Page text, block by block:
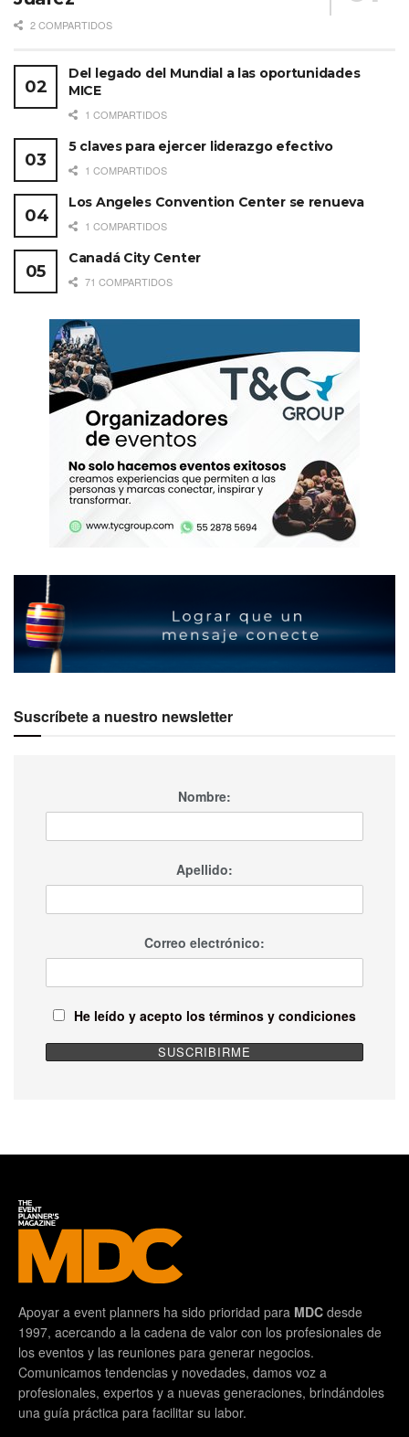
2 COMPARTIDOS
Del legado del Mundial a las oportunidades
MICE
1 COMPARTIDOS
5 claves para ejercer liderazgo efectivo
1 COMPARTIDOS
Los Angeles Convention Center se renueva
1 COMPARTIDOS
Canadá City Center
71 COMPARTIDOS
Suscríbete a nuestro newsletter
Nombre:
Apellido:
Correo electrónico:
He leído y acepto los términos y condiciones
Apoyar a event planners ha sido prioridad para MDC desde
1997, acercando a la cadena de valor con los profesionales de
los eventos y las reuniones para generar negocios.
Comunicamos tendencias y novedades, damos voz a
profesionales, expertos y a nuevas generaciones, brindándoles
una guía práctica para facilitar su labor.